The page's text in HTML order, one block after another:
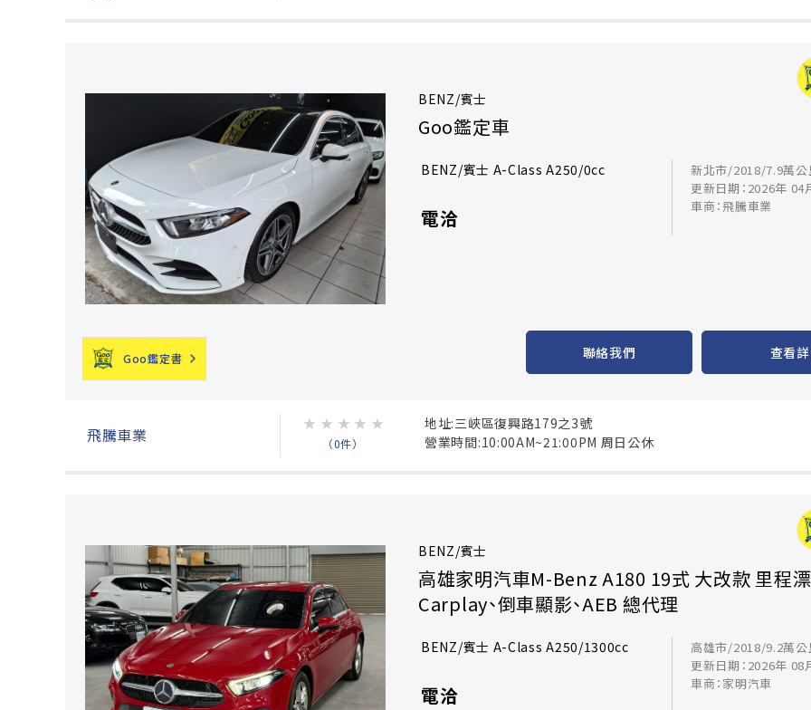
BENZ/賓士
Goo鑑定車
BENZ/賓士 A-Class A250/0cc
電洽
新北市/2018/7.9萬公
更新日期：2026年 04
車商：飛騰車業
Goo鑑定書 聯絡我們 查看
飛騰車業
★ ★ ★ ★ ★
（0件）
地址:三峽區復興路179之3號
營業時間:10:00AM~21:00PM 周日公休
BENZ/賓士
高雄家明汽車M-Benz A180 19式 大改款 里程
Carplay、倒車顯影、AEB 總代理
BENZ/賓士 A-Class A250/1300cc
電洽
高雄市/2018/9.2萬公
更新日期：2026年 08
車商：家明汽車